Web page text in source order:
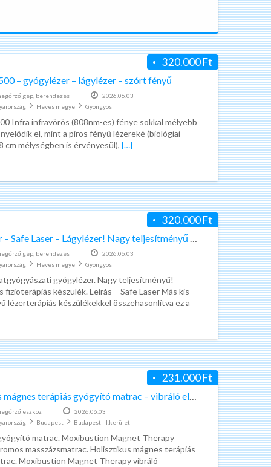
320.000 Ft
– gyógylézer – lágylézer – szórt fényű
gép, berendezés |
2026.06.03
Heves megye Gyöngyös
Infra infravörös (808nm-es) fénye sokkal mélyebb
el, mint a piros fényű lézereké (biológiai
cm mélységben is érvényesül),[…]
320.000 Ft
Gyógylézer – Safe Laser – Lágylézer! Nagy teljesítményű 880 mw.-Os új!
gép, berendezés |
2026.06.03
Heves megye Gyöngyös
gyógylézer. Nagy teljesítményű!
fizioterápiás készülék. Leírás – Safe Laser Más kis
lézerterápiás készülékekkel összehasonlítva ez a
231.000 Ft
Holisztikus mágnes terápiás gyógyító matrac – vibráló elektromos .
eszköz |
2026.06.03
Budapest Budapest III.kerület
matrac. Moxibustion Magnet Therapy
masszázsmatrac. Holisztikus mágnes terápiás
Moxibustion Magnet Therapy vibráló